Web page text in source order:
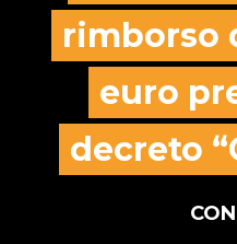
rimborso
euro
decreto